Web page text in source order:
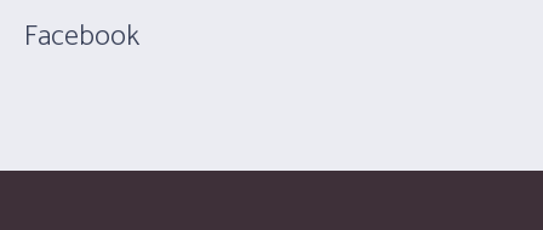
Facebook